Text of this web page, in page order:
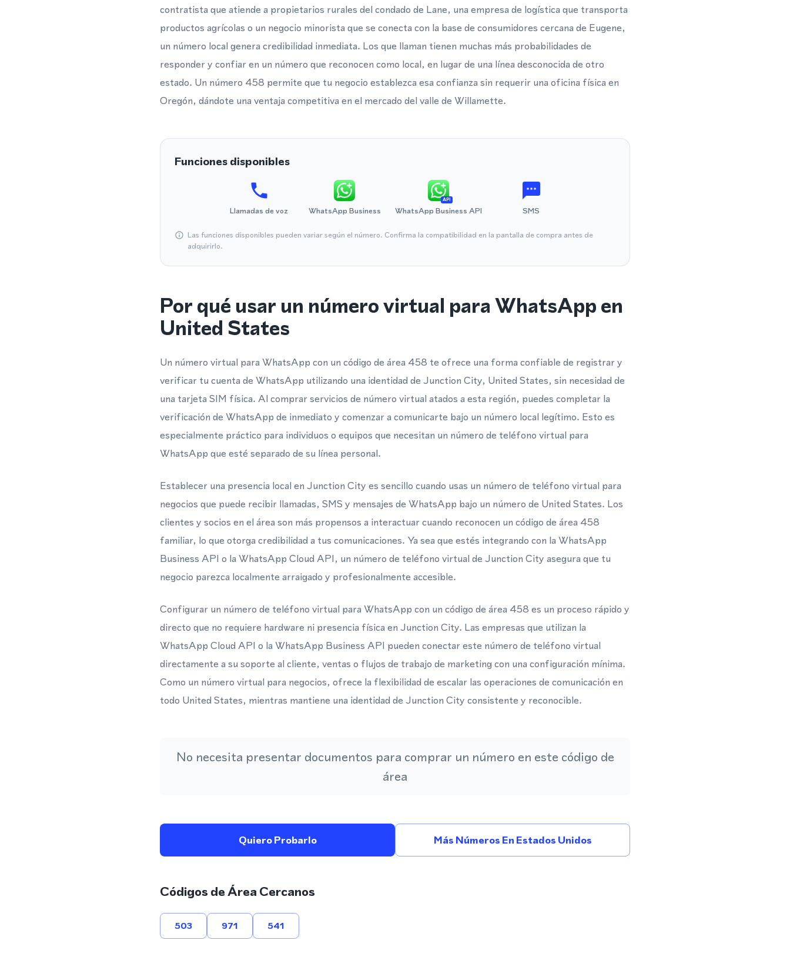
contratista que atiende a propietarios rurales del condado de Lane, una empresa de logística que transporta
productos agrícolas o un negocio minorista que se conecta con la base de consumidores cercana de Eugene,
un número local genera credibilidad inmediata. Los que llaman tienen muchas más probabilidades de
responder y confiar en un número que reconocen como local, en lugar de una línea desconocida de otro
estado. Un número 458 permite que tu negocio establezca esa confianza sin requerir una oficina física en
Oregón, dándote una ventaja competitiva en el mercado del valle de Willamette.
Funciones disponibles
Llamadas de voz WhatsApp Business
API
WhatsApp Business API SMS
Las funciones disponibles pueden variar según el número. Confirma la compatibilidad en la pantalla de compra antes de
adquirirlo.
Por qué usar un número virtual para WhatsApp en
United States
Un número virtual para WhatsApp con un código de área 458 te ofrece una forma confiable de registrar y
verificar tu cuenta de WhatsApp utilizando una identidad de Junction City, United States, sin necesidad de
una tarjeta SIM física. Al comprar servicios de número virtual atados a esta región, puedes completar la
verificación de WhatsApp de inmediato y comenzar a comunicarte bajo un número local legítimo. Esto es
especialmente práctico para individuos o equipos que necesitan un número de teléfono virtual para
WhatsApp que esté separado de su línea personal.
Establecer una presencia local en Junction City es sencillo cuando usas un número de teléfono virtual para
negocios que puede recibir llamadas, SMS y mensajes de WhatsApp bajo un número de United States. Los
clientes y socios en el área son más propensos a interactuar cuando reconocen un código de área 458
familiar, lo que otorga credibilidad a tus comunicaciones. Ya sea que estés integrando con la WhatsApp
Business API o la WhatsApp Cloud API, un número de teléfono virtual de Junction City asegura que tu
negocio parezca localmente arraigado y profesionalmente accesible.
Configurar un número de teléfono virtual para WhatsApp con un código de área 458 es un proceso rápido y
directo que no requiere hardware ni presencia física en Junction City. Las empresas que utilizan la
WhatsApp Cloud API o la WhatsApp Business API pueden conectar este número de teléfono virtual
directamente a su soporte al cliente, ventas o flujos de trabajo de marketing con una configuración mínima.
Como un número virtual para negocios, ofrece la flexibilidad de escalar las operaciones de comunicación en
todo United States, mientras mantiene una identidad de Junction City consistente y reconocible.
No necesita presentar documentos para comprar un número en este código de
área
Quiero Probarlo Más Números En Estados Unidos
Códigos de Área Cercanos
503 971 541